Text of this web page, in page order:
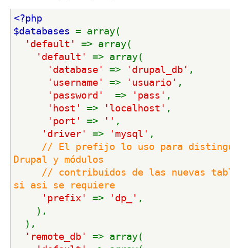
<?php
$databases = array(
'default' => array(
'default' => array(
'database' => 'drupal_db' ,
'username' => 'usuario' ,
'password' => 'pass' ,
'host' => 'localhost' ,
'port' => '' ,
'driver' => 'mysql' ,
// El prefijo lo uso para
Drupal y módulos
// contribuidos de las nuevas
si asi se requiere
'prefix' => 'dp_' ,
),
),
'remote_db' => array(